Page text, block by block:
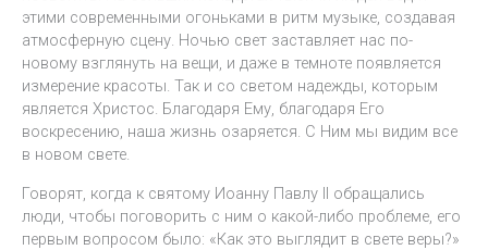
этими современными огоньками в ритм музыке, создавая
атмосферную сцену. Ночью свет заставляет нас по-
новому взглянуть на вещи, и даже в темноте появляется
измерение красоты. Так и со светом надежды, которым
является Христос. Благодаря Ему, благодаря Его
воскресению, наша жизнь озаряется. С Ним мы видим все
в новом свете.
Говорят, когда к святому Иоанну Павлу II обращались
люди, чтобы поговорить с ним о какой-либо проблеме, его
первым вопросом было: «Как это выглядит в свете веры?»